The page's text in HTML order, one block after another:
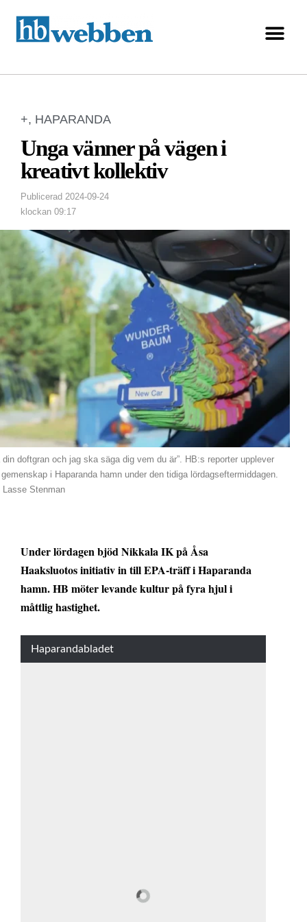
+, HAPARANDA
Unga vänner på vägen i
kreativt kollektiv
Publicerad 2024-09-24
klockan 09:17
din doftgran och jag ska säga dig vem du är”. HB:s reporter upplever
i Haparanda hamn under den tidiga lördagseftermiddagen.
Lasse Stenman
Under lördagen bjöd Nikkala IK på Åsa
Haaksluotos initiativ in till EPA-träff i Haparanda
hamn. HB möter levande kultur på fyra hjul i
måttlig hastighet.